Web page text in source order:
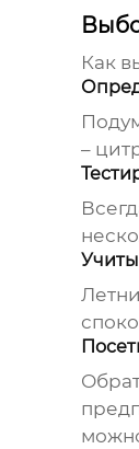
Как
–